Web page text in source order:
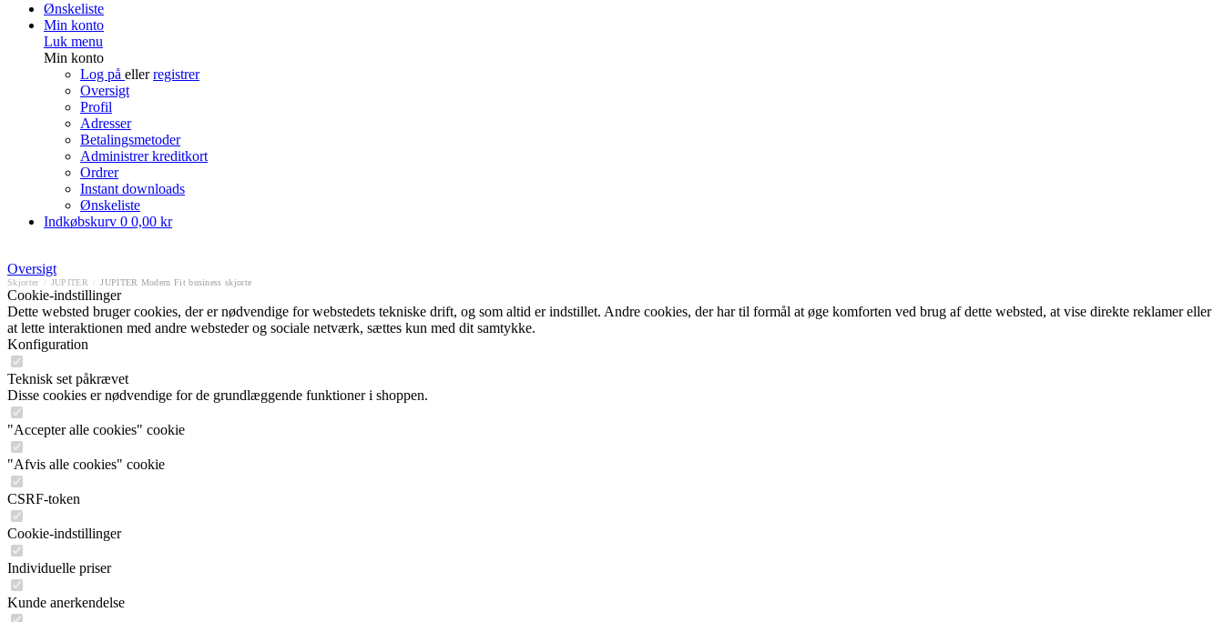
Ønskeliste
Min konto
Luk menu
Min konto
Log på ellerregistrer
Oversigt
Profil
Adresser
Betalingsmetoder
Administrer kreditkort
Ordrer
Instant downloads
Ønskeliste
Indkøbskurv 0 0,00 kr
Oversigt
Skjorter JUPITER JUPITER Modern Fit business skjorte
Cookie-indstillinger
Dette websted bruger cookies, der er nødvendige for webstedets tekniske drift, og som altid er indstillet. Andre cookies, der har til formål at øge komforten ved brug af dette websted, at vise direkte reklamer eller
at lette interaktionen med andre websteder og sociale netværk, sættes kun med dit samtykke.
Konfiguration
Teknisk set påkrævet
Disse cookies er nødvendige for de grundlæggende funktioner i shoppen.
"Accepter alle cookies" cookie
"Afvis alle cookies" cookie
CSRF-token
Cookie-indstillinger
Individuelle priser
Kunde anerkendelse